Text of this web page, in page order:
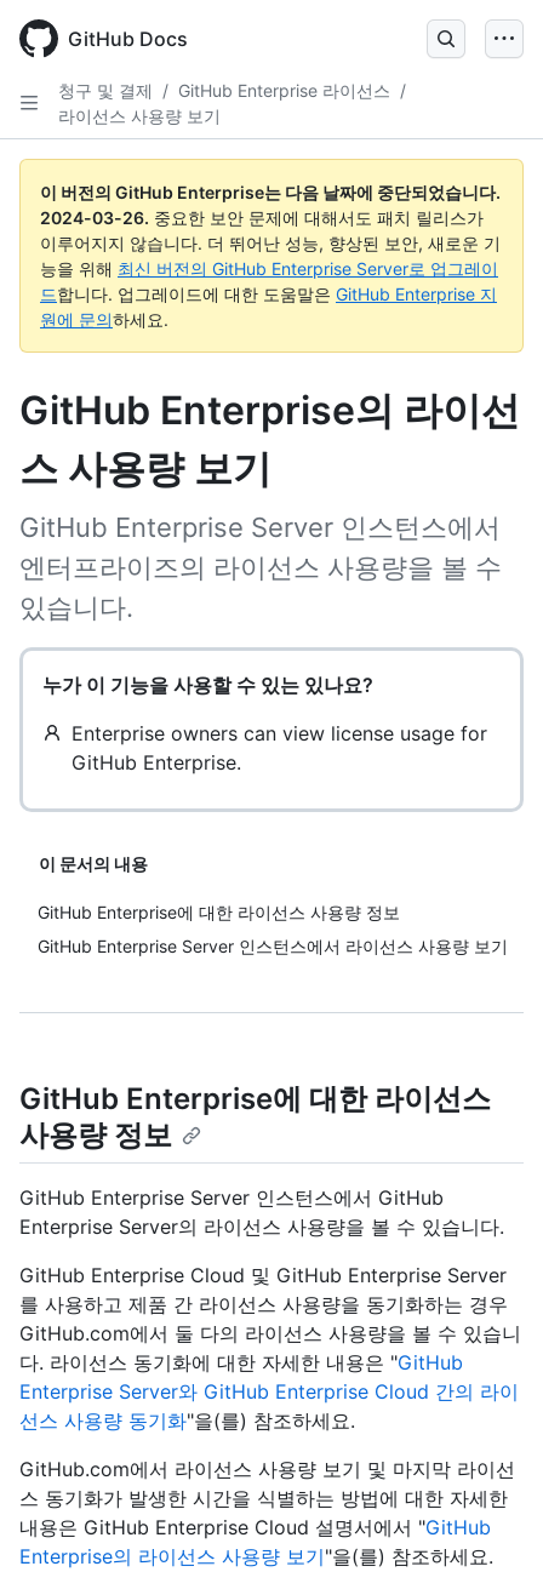
main
GitHub Docs
청구 및 결제 / GitHub Enterprise 라이선스 /
라이선스 사용량 보기
이 버전의 GitHub Enterprise는 다음 날짜에 중단되었습니다.
2024-03-26. 중요한 보안 문제에 대해서도 패치 릴리스가
이루어지지 않습니다. 더 뛰어난 성능, 향상된 보안, 새로운 기
능을 위해 최신 버전의 GitHub Enterprise Server로 업그레이
드합니다. 업그레이드에 대한 도움말은 GitHub Enterprise 지
원에 문의하세요.
GitHub Enterprise의 라이선
스 사용량 보기
GitHub Enterprise Server 인스턴스에서
엔터프라이즈의 라이선스 사용량을 볼 수
있습니다.
누가 이 기능을 사용할 수 있는 있나요?
Enterprise owners can view license usage for
GitHub Enterprise.
이 문서의 내용
GitHub Enterprise에 대한 라이선스 사용량 정보
GitHub Enterprise Server 인스턴스에서 라이선스 사용량 보기
GitHub Enterprise에 대한 라이선스
사용량 정보
GitHub Enterprise Server 인스턴스에서 GitHub
Enterprise Server의 라이선스 사용량을 볼 수 있습니다.
GitHub Enterprise Cloud 및 GitHub Enterprise Server
를 사용하고 제품 간 라이선스 사용량을 동기화하는 경우
GitHub.com에서 둘 다의 라이선스 사용량을 볼 수 있습니
다. 라이선스 동기화에 대한 자세한 내용은 "GitHub
Enterprise Server와 GitHub Enterprise Cloud 간의 라이
선스 사용량 동기화"을(를) 참조하세요.
GitHub.com에서 라이선스 사용량 보기 및 마지막 라이선
스 동기화가 발생한 시간을 식별하는 방법에 대한 자세한
내용은 GitHub Enterprise Cloud 설명서에서 "GitHub
Enterprise의 라이선스 사용량 보기"을(를) 참조하세요.